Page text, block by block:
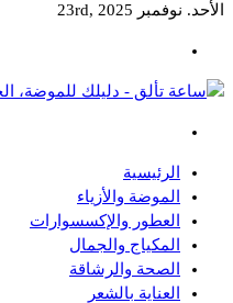
الأحد. نوفمبر 23rd, 2025
دليلك للموضة، الجمال، والعناية
الرئيسية
الموضة والأزياء
العطور والإكسسوارات
المكياج والجمال
الصحة والرشاقة
العناية بالشعر